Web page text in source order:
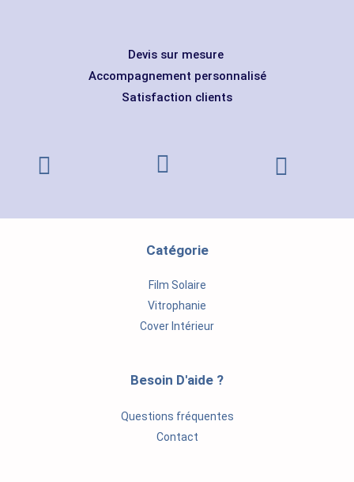
Devis sur mesure
Accompagnement personnalisé
Satisfaction clients
Catégorie
Film Solaire
Vitrophanie
Cover Intérieur
Besoin D'aide ?
Questions fréquentes
Contact